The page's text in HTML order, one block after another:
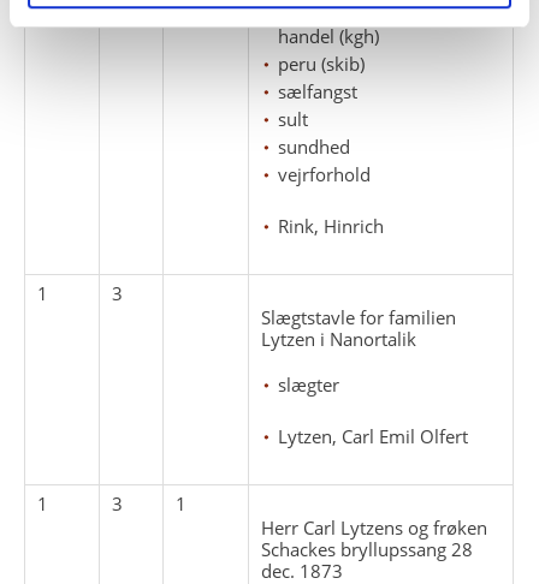
kongelige grønlandske
handel (kgh)
peru (skib)
sælfangst
sult
sundhed
vejrforhold
Rink, Hinrich
1
3
Slægtstavle for familien
Lytzen i Nanortalik
slægter
Lytzen, Carl Emil Olfert
1 3
1
Herr Carl Lytzens og frøken
Schackes bryllupssang 28
dec. 1873